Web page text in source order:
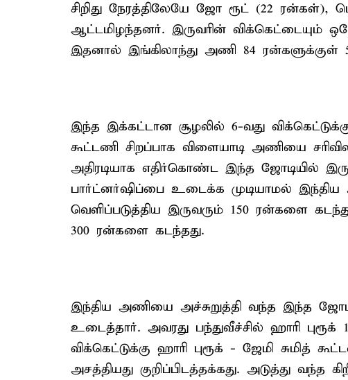
சிறிது நேரத்திலேயே ஜோ ரூட் (22
ஆட்டமிழந்தனர். இருவரின் விக்கெட்டையும்
இதனால் இங்கிலாந்து அணி 84 ரன்களுக்குள் 5
இந்த இக்கட்டான சூழலில் 6-வது
கூட்டணி சிறப்பாக விளையாடி அணியை
அதிரடியாக எதிர்கொண்ட இந்த ஜோடியில்
பார்ட்னர்ஷிப்பை உடைக்க முடியாமல்
வெளிப்படுத்திய இருவரும் 150 ரன்களை
300 ரன்களை கடந்தது.
இந்திய அணியை அச்சுறுத்தி வந்த இந்த
உடைத்தார். அவரது பந்துவீச்சில் ஹாரி
விக்கெட்டுக்கு ஹாரி புரூக் - ஜேமி சுமித்
அசத்தியது குறிப்பிடத்தக்கது. அடுத்து